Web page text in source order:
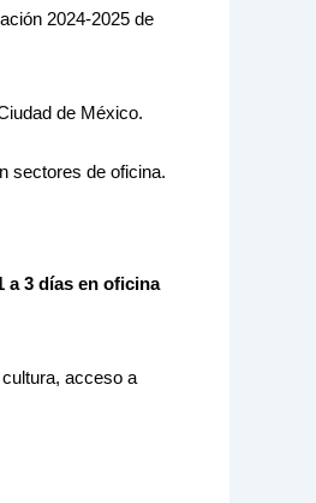
2024-2025 de
de México.
sectores de oficina.
a 3 días en oficina
acceso a